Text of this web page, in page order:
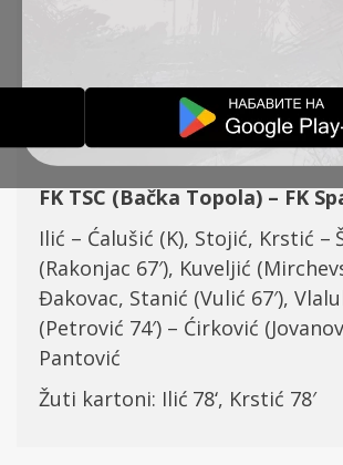
08-10-2023
FK TSC (Bačka Topola) –FK
Ilić – Ćalušić (K), Stojić, Krstić –
(Rakonjac 67′), Kuveljić
Đakovac, Stanić (Vulić 67′),
(Petrović 74′) – Ćirković
Pantović
Žuti kartoni: Ilić 78‘, Krstić 78′